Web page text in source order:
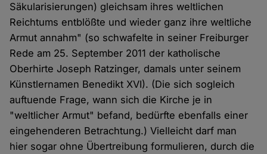
Säkularisierungen) gleichsam ihres weltlichen
Reichtums entblößte und wieder ganz ihre weltliche
Armut annahm" (so schwafelte in seiner Freiburger
Rede am 25. September 2011 der katholische
Oberhirte Joseph Ratzinger, damals unter seinem
Künstlernamen Benedikt XVI). (Die sich sogleich
auftuende Frage, wann sich die Kirche je in
"weltlicher Armut" befand, bedürfte ebenfalls einer
eingehenderen Betrachtung.) Vielleicht darf man
hier sogar ohne Übertreibung formulieren, durch die